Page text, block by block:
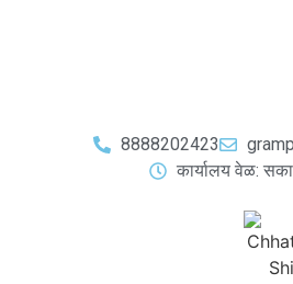
8888202423
कार्यालय वेळ: